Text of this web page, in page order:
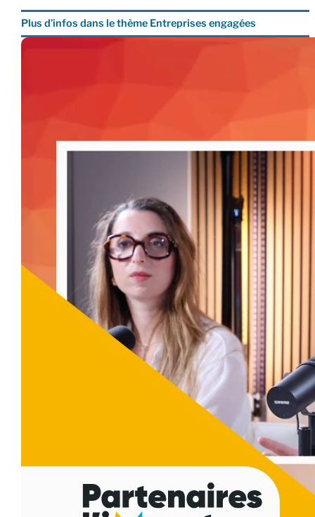
Plus d’infos dans le thème Entreprises engagées